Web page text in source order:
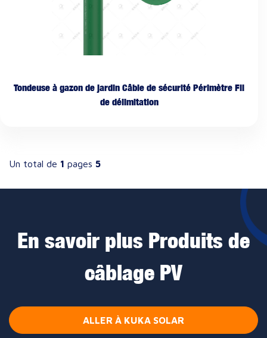
Tondeuse à gazon de jardin Câble de sécurité Périmètre Fil
de délimitation
Un total de 1 pages 5
En savoir plus Produits de
câblage PV
ALLER À KUKA SOLAR